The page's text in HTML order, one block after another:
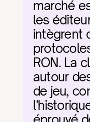
marché
les
intègrent
RON. La
autour
de jeu,